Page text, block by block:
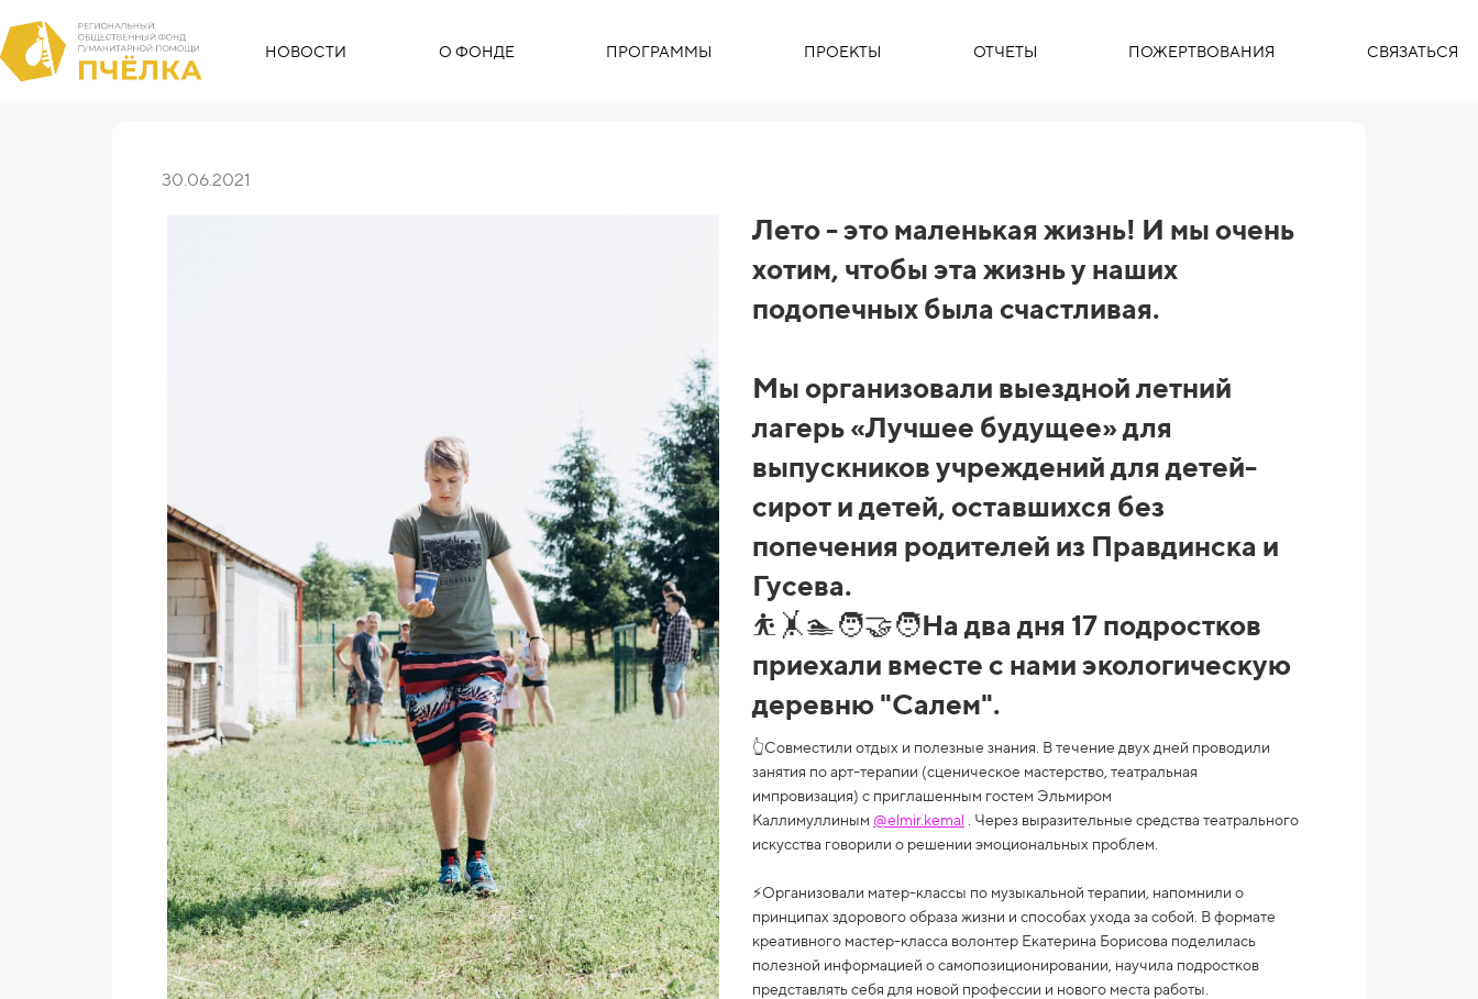
НОВОСТИ О ФОНДЕ ПРОГРАММЫ ПРОЕКТЫ ОТЧЕТЫ ПОЖЕРТВОВАНИЯ СВЯЗАТЬСЯ
30.06.2021
Лето - это маленькая жизнь! И мы очень
хотим, чтобы эта жизнь у наших
подопечных была счастливая.
Мы организовали выездной летний
лагерь «Лучшее будущее» для
выпускников учреждений для детей-
сирот и детей, оставшихся без
попечения родителей из Правдинска и
Гусева.
⛹️🤸🏊🧑‍🤝‍🧑На два дня 17 подростков
приехали вместе с нами экологическую
деревню "Салем".
👆Совместили отдых и полезные знания. В течение двух дней проводили
занятия по арт-терапии (сценическое мастерство, театральная
импровизация) с приглашенным гостем Эльмиром
Каллимуллиным @elmir.kemal
. Через выразительные средства театрального
искусства говорили о решении эмоциональных проблем.
⚡Организовали матер-классы по музыкальной терапии, напомнили о
принципах здорового образа жизни и способах ухода за собой. В формате
креативного мастер-класса волонтер Екатерина Борисова поделилась
полезной информацией о самопозиционировании, научила подростков
представлять себя для новой профессии и нового места работы.